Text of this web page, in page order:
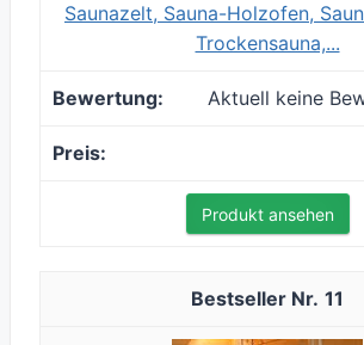
Saunazelt, Sauna-Holzofen,
Trockensauna,...
Aktuell keine
Produkt ansehen
11